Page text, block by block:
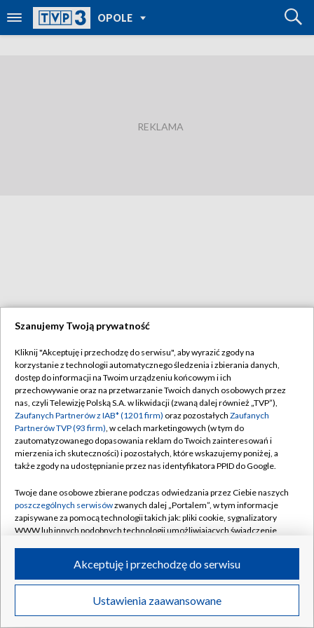
OPOLE
TVP REGIONY
Szanujemy Twoją prywatność
Kliknij "Akceptuję i przechodzę do serwisu", aby wyrazić zgody na
korzystanie z technologii automatycznego śledzenia i zbierania danych,
dostęp do informacji na Twoim urządzeniu końcowym i ich
przechowywanie oraz na przetwarzanie Twoich danych osobowych przez
nas, czyli Telewizję Polską S.A. w likwidacji (zwaną dalej również „TVP”),
Zaufanych Partnerów z IAB* (1201 firm) oraz pozostałych Zaufanych
Partnerów TVP (93 firm), w celach marketingowych (w tym do
zautomatyzowanego dopasowania reklam do Twoich zainteresowań i
mierzenia ich skuteczności) i pozostałych, które wskazujemy poniżej, a
także zgody na udostępnianie przez nas identyfikatora PPID do Google.
Twoje dane osobowe zbierane podczas odwiedzania przez Ciebie naszych
poszczególnych serwisówzwanych dalej „Portalem”, w tym informacje
zapisywane za pomocą technologii takich jak: pliki cookie, sygnalizatory
WWW lub innych podobnych technologii umożliwiających świadczenie
ruchu w Internecie.
Twoje dane osobowe zbierane podczas odwiedzania przez Ciebie
poszczególnych serwisówna Portalu, takie jak adresy IP, identyfikatory
Ustawienia zaawansowane
Akceptuję i przechodzę do serwisu